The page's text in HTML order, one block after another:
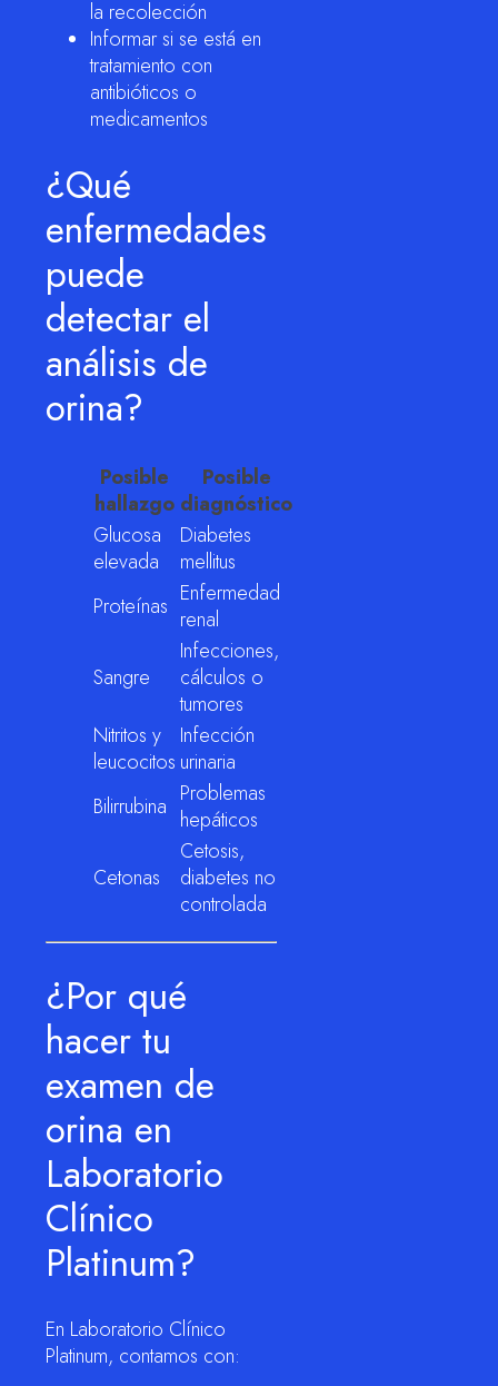
la recolección
Informar si se está en
tratamiento con
antibióticos o
medicamentos
¿Qué
enfermedades
puede
detectar el
análisis de
orina?
Posible
hallazgo
Posible
diagnóstico
Glucosa
elevada
Diabetes
mellitus
Proteínas Enfermedad
renal
Sangre
Infecciones,
cálculos o
tumores
Nitritos y
leucocitos
Infección
urinaria
Bilirrubina Problemas
hepáticos
Cetonas
Cetosis,
diabetes no
controlada
¿Por qué
hacer tu
examen de
orina en
Laboratorio
Clínico
Platinum?
En Laboratorio Clínico
Platinum, contamos con: